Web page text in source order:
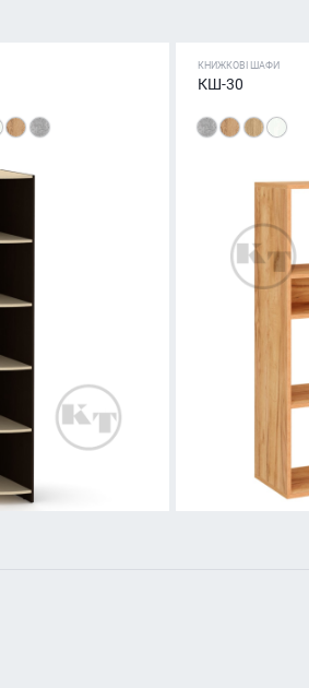
КНИЖКОВІ ШАФИ
КШ-30